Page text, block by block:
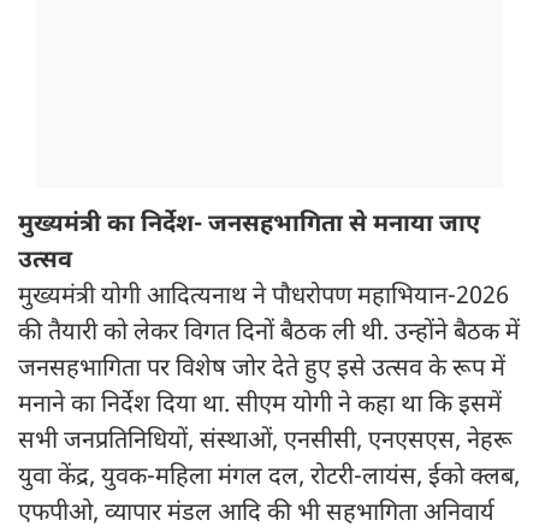
मुख्यमंत्री का निर्देश- जनसहभागिता से मनाया जाए
उत्सव
मुख्यमंत्री योगी आदित्यनाथ ने पौधरोपण महाभियान-2026
की तैयारी को लेकर विगत दिनों बैठक ली थी. उन्होंने बैठक में
जनसहभागिता पर विशेष जोर देते हुए इसे उत्सव के रूप में
मनाने का निर्देश दिया था. सीएम योगी ने कहा था कि इसमें
सभी जनप्रतिनिधियों, संस्थाओं, एनसीसी, एनएसएस, नेहरू
युवा केंद्र, युवक-महिला मंगल दल, रोटरी-लायंस, ईको क्लब,
एफपीओ, व्यापार मंडल आदि की भी सहभागिता अनिवार्य